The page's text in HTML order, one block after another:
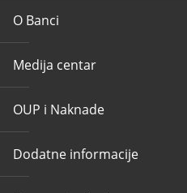
O Banci
Medija centar
OUP i Naknade
Dodatne informacije